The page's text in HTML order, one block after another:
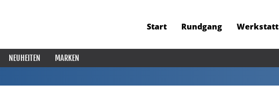
Start Rundgang Werkstatt
NEUHEITEN
MARKEN